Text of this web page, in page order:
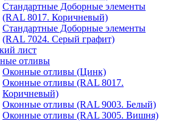
Стандартные Доборные элементы
(RAL 8017. Коричневый)
Стандартные Доборные элементы
(RAL 7024. Серый графит)
лист
отливы
Оконные отливы (Цинк)
Оконные отливы (RAL 8017.
Коричневый)
Оконные отливы (RAL 9003. Белый)
Оконные отливы (RAL 3005. Вишня)